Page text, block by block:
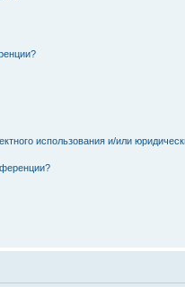
использования и/или